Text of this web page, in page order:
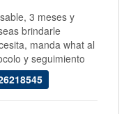
3 meses y
brindarle
manda what al
y seguimiento